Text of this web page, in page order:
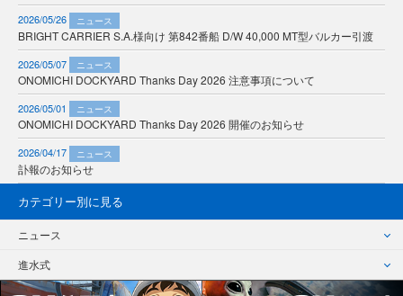
2026/05/26 ニュース
BRIGHT CARRIER S.A.様向け 第842番船 D/W 40,000 MT型バルカー引渡
2026/05/07 ニュース
ONOMICHI DOCKYARD Thanks Day 2026 注意事項について
2026/05/01 ニュース
ONOMICHI DOCKYARD Thanks Day 2026 開催のお知らせ
2026/04/17 ニュース
訃報のお知らせ
カテゴリー別に見る
ニュース
進水式